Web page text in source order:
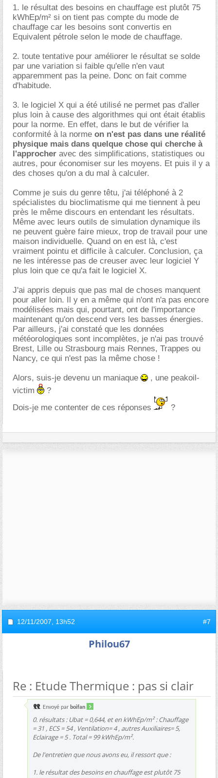
1. le résultat des besoins en chauffage est plutôt 75
kWhEp/m² si on tient pas compte du mode de
chauffage car les besoins sont convertis en
Equivalent pétrole selon le mode de chauffage.
2. toute tentative pour améliorer le résultat se solde
par une variation si faible qu'elle n'en vaut
apparemment pas la peine. Donc on fait comme
d'habitude.
3. le logiciel X qui a été utilisé ne permet pas d'aller
plus loin à cause des algorithmes qui ont était établis
pour la norme. En effet, dans le but de vérifier la
conformité à la norme on n'est pas dans une réalité
physique mais dans quelque chose qui cherche à
l'approcher avec des simplifications, statistiques ou
autres, pour économiser sur les moyens. Et puis il y a
des choses qu'on a du mal à calculer.
Comme je suis du genre têtu, j'ai téléphoné à 2
spécialistes du bioclimatisme qui me tiennent à peu
près le même discours en entendant les résultats.
Même avec leurs outils de simulation dynamique ils
ne peuvent guère faire mieux, trop de travail pour une
maison individuelle. Quand on en est là, c'est
vraiment pointu et difficile à calculer. Conclusion, ça
ne les intéresse pas de creuser avec leur logiciel Y
plus loin que ce qu'a fait le logiciel X.
J'ai appris depuis que pas mal de choses manquent
pour aller loin. Il y en a même qui n'ont n'a pas encore
modélisées mais qui, pourtant, ont de l'importance
maintenant qu'on descend vers les basses énergies.
Par ailleurs, j'ai constaté que les données
météorologiques sont incomplètes, je n'ai pas trouvé
Brest, Lille ou Strasbourg mais Rennes, Trappes ou
Nancy, ce qui n'est pas la même chose !
Alors, suis-je devenu un maniaque
, une peakoil-
victim
?
Dois-je me contenter de ces réponses
?
12/11/2007, 13h52 #7
Philou67
Re : Etude Thermique : pas si clair
Envoyé par boifan
0. résultats : Ubat = 0,644, et en kWhEp/m² : Chauffage
= 31 , ECS = 54 , Ventilation= 4 , autres Auxiliaires= 5,
Eclairage = 5 . Total = 99 kWhEp/m².
De l'entretien que nous avons eu, il ressort que :
1. le résultat des besoins en chauffage est plutôt 75